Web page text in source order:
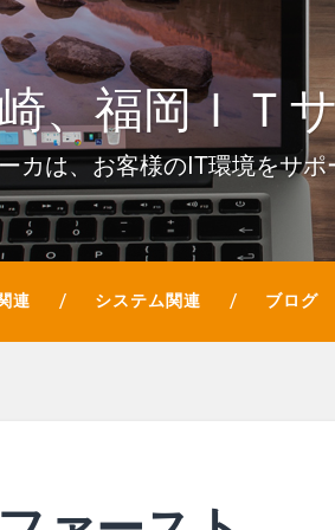
、福岡ＩＴ
カは、お客様のIT環境をサポ
連 システム関連 ブログ